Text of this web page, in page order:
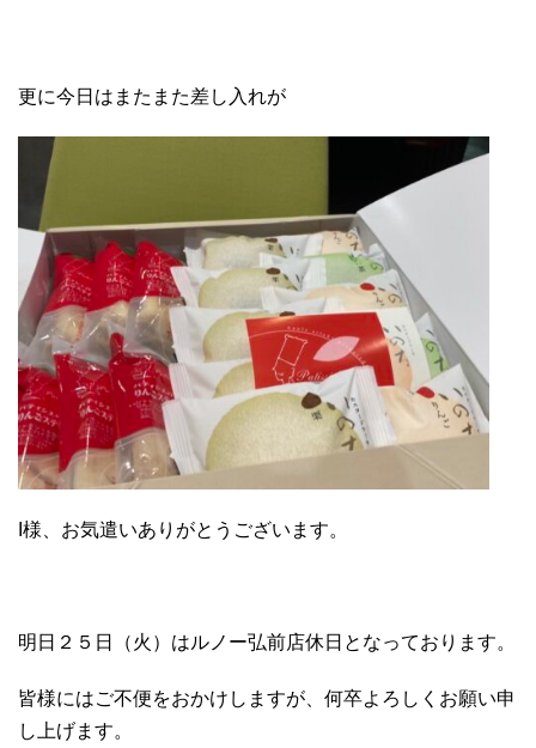
更に今日はまたまた差し入れが
I様、お気遣いありがとうございます。
明日２５日（火）はルノー弘前店休日となっております。
皆様にはご不便をおかけしますが、何卒よろしくお願い申
し上げます。